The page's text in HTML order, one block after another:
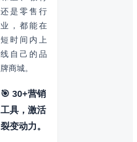
还是零售行
业，都能在
短时间内上
线自己的品
牌商城。
🎯 30+营销
工具，激活
裂变动力。